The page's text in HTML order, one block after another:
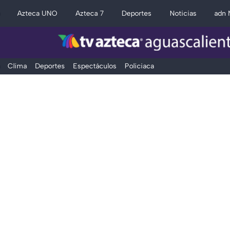
Azteca UNO Azteca 7 Deportes Noticias adn
Clima Deportes Espectáculos Policiaca